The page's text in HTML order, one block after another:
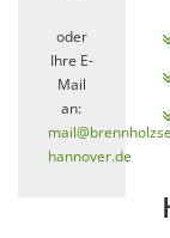
oder
Ihre E-
Mail
an:
hannover.de